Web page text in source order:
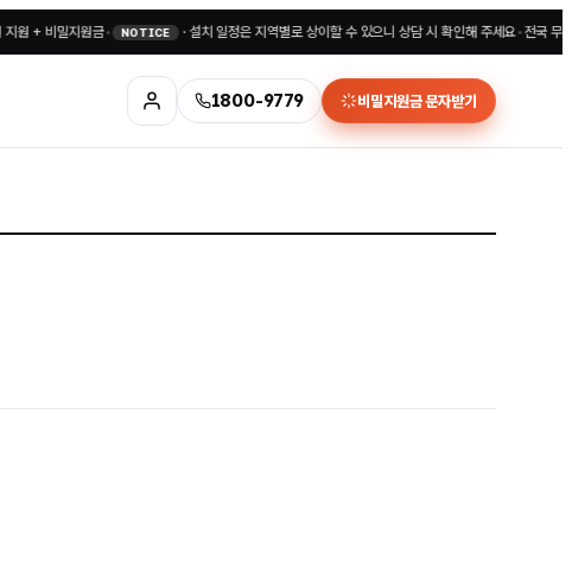
비밀지원금• NOTICE ·설치 일정은 지역별로 상이할 수 있으니 상담 시 확인해 주세요 •전국 무료상
1800-9779 비밀지원금 문자받기